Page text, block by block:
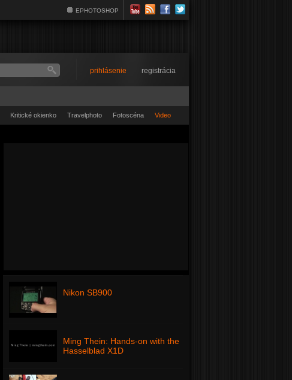
EPHOTOSHOP
prihlásenie registrácia
Kritické okienko Travelphoto Fotoscéna Video
Nikon SB900
Ming Thein: Hands-on with the
Hasselblad X1D